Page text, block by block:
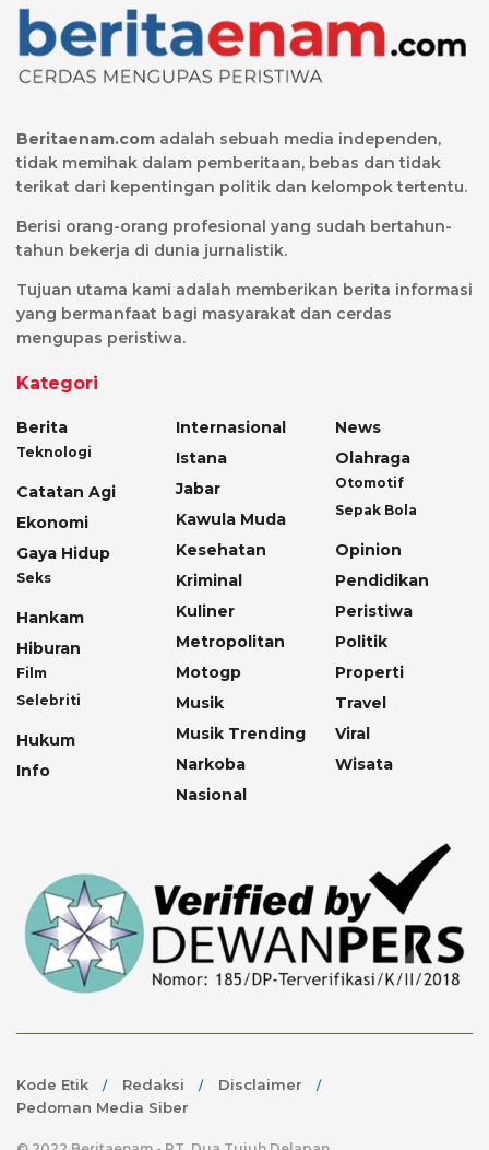
Beritaenam.com adalah sebuah media independen,
tidak memihak dalam pemberitaan, bebas dan tidak
terikat dari kepentingan politik dan kelompok tertentu.
Berisi orang-orang profesional yang sudah bertahun-
tahun bekerja di dunia jurnalistik.
Tujuan utama kami adalah memberikan berita informasi
yang bermanfaat bagi masyarakat dan cerdas
mengupas peristiwa.
Kategori
Berita
Teknologi
Catatan Agi
Ekonomi
Gaya Hidup
Seks
Hankam
Hiburan
Film
Selebriti
Hukum
Info
Internasional
Istana
Jabar
Kawula Muda
Kesehatan
Kriminal
Kuliner
Metropolitan
Motogp
Musik
Musik Trending
Narkoba
Nasional
News
Olahraga
Otomotif
Sepak Bola
Opinion
Pendidikan
Peristiwa
Politik
Properti
Travel
Viral
Wisata
Kode Etik Redaksi
Disclaimer
Pedoman Media Siber